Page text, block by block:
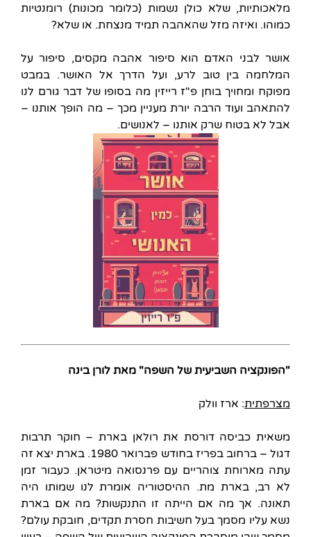
מלאכותיות, שלא כולן נשמות (כלומר מכונות) רומנטיות
כמוהו. ואיזה מזל שהאהבה תמיד מנצחת. או שלא?
אושר לבני האדם הוא סיפור אהבה מקסים, סיפור על
המלחמה בין טוב לרע, ועל הדרך אל האושר. במבט
מפוקח ומחויך בוחן פ"ז רייזין מה בסופו של דבר גורם לנו
להתאהב ועוד הרבה יורת מעניין מכך – מה הופך אותנו –
אבל לא בטוח שרק אותנו – לאנושים.
"הפונקציה השביעית של השפה" מאת לורן בינה
מצרפתית: ארז וולק
משאית כביסה דורסת את רולאן בארת – חוקר תרבות
דגול – ברחוב בפריז בחודש פברואר 1980. בארת יצא זה
עתה מארוחת צוהריים עם פרנסואה מיטראן. כעבור זמן
לא רב, בארת מת. ההיסטוריה אומרת לנו שמותו היה
תאונה. אך מה אם הייתה זו התנקשות? מה אם בארת
נשא עליו מסמך בעל חשיבות חסרת תקדים, חובקת עולם?